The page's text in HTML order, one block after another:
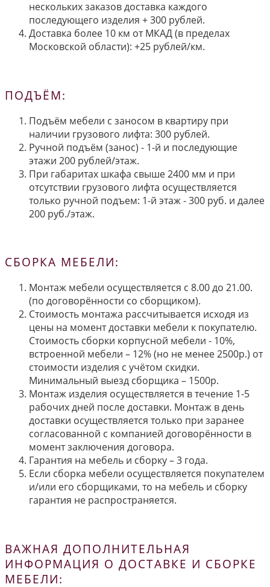
нескольких заказов доставка каждого
последующего изделия + 300 рублей.
Доставка более 10 км от МКАД (в пределах
Московской области): +25 рублей/км.
ПОДЪЁМ:
Подъём мебели с заносом в квартиру при
наличии грузового лифта: 300 рублей.
Ручной подъём (занос) - 1-й и последующие
этажи 200 рублей/этаж.
При габаритах шкафа свыше 2400 мм и при
отсутствии грузового лифта осуществляется
только ручной подъем: 1-й этаж - 300 руб. и далее
200 руб./этаж.
СБОРКА МЕБЕЛИ:
Монтаж мебели осуществляется с 8.00 до 21.00.
(по договорённости со сборщиком).
Стоимость монтажа рассчитывается исходя из
цены на момент доставки мебели к покупателю.
Стоимость сборки корпусной мебели - 10%,
встроенной мебели – 12% (но не менее 2500р.) от
стоимости изделия с учётом скидки.
Минимальный выезд сборщика – 1500р.
Монтаж изделия осуществляется в течение 1-5
рабочих дней после доставки. Монтаж в день
доставки осуществляется только при заранее
согласованной с компанией договорённости в
момент заключения договора.
Гарантия на мебель и сборку – 3 года.
Если сборка мебели осуществляется покупателем
и/или его сборщиками, то на мебель и сборку
гарантия не распространяется.
ВАЖНАЯ ДОПОЛНИТЕЛЬНАЯ
ИНФОРМАЦИЯ О ДОСТАВКЕ И СБОРКЕ
МЕБЕЛИ: